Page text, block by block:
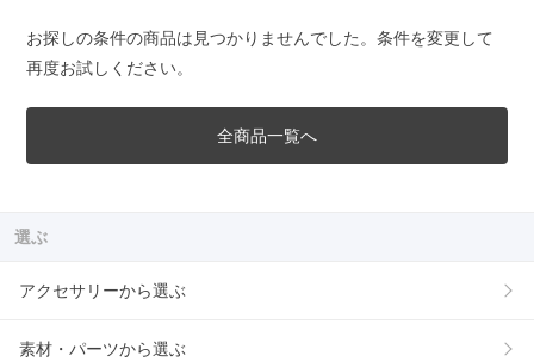
お探しの条件の商品は見つかりませんでした。条件を変更して
再度お試しください。
全商品一覧へ
選ぶ
アクセサリーから選ぶ
素材・パーツから選ぶ